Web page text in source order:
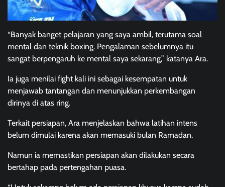
“Banyak banget pelajaran yang saya ambil, terutama soal
mental dan teknik boxing. Pengalaman sebelumnya itu
sangat berpengaruh ke mental saya sekarang,” katanya Ara.
Ia juga menilai fight kali ini sebagai kesempatan untuk
menjawab tantangan dan menunjukkan perkembangan
dirinya di atas ring.
Terkait persiapan, Ara menjelaskan bahwa latihan intens
belum dimulai karena akan memasuki bulan Ramadan.
Namun ia memastikan persiapan akan dilakukan secara
bertahap pada pertengahan puasa.